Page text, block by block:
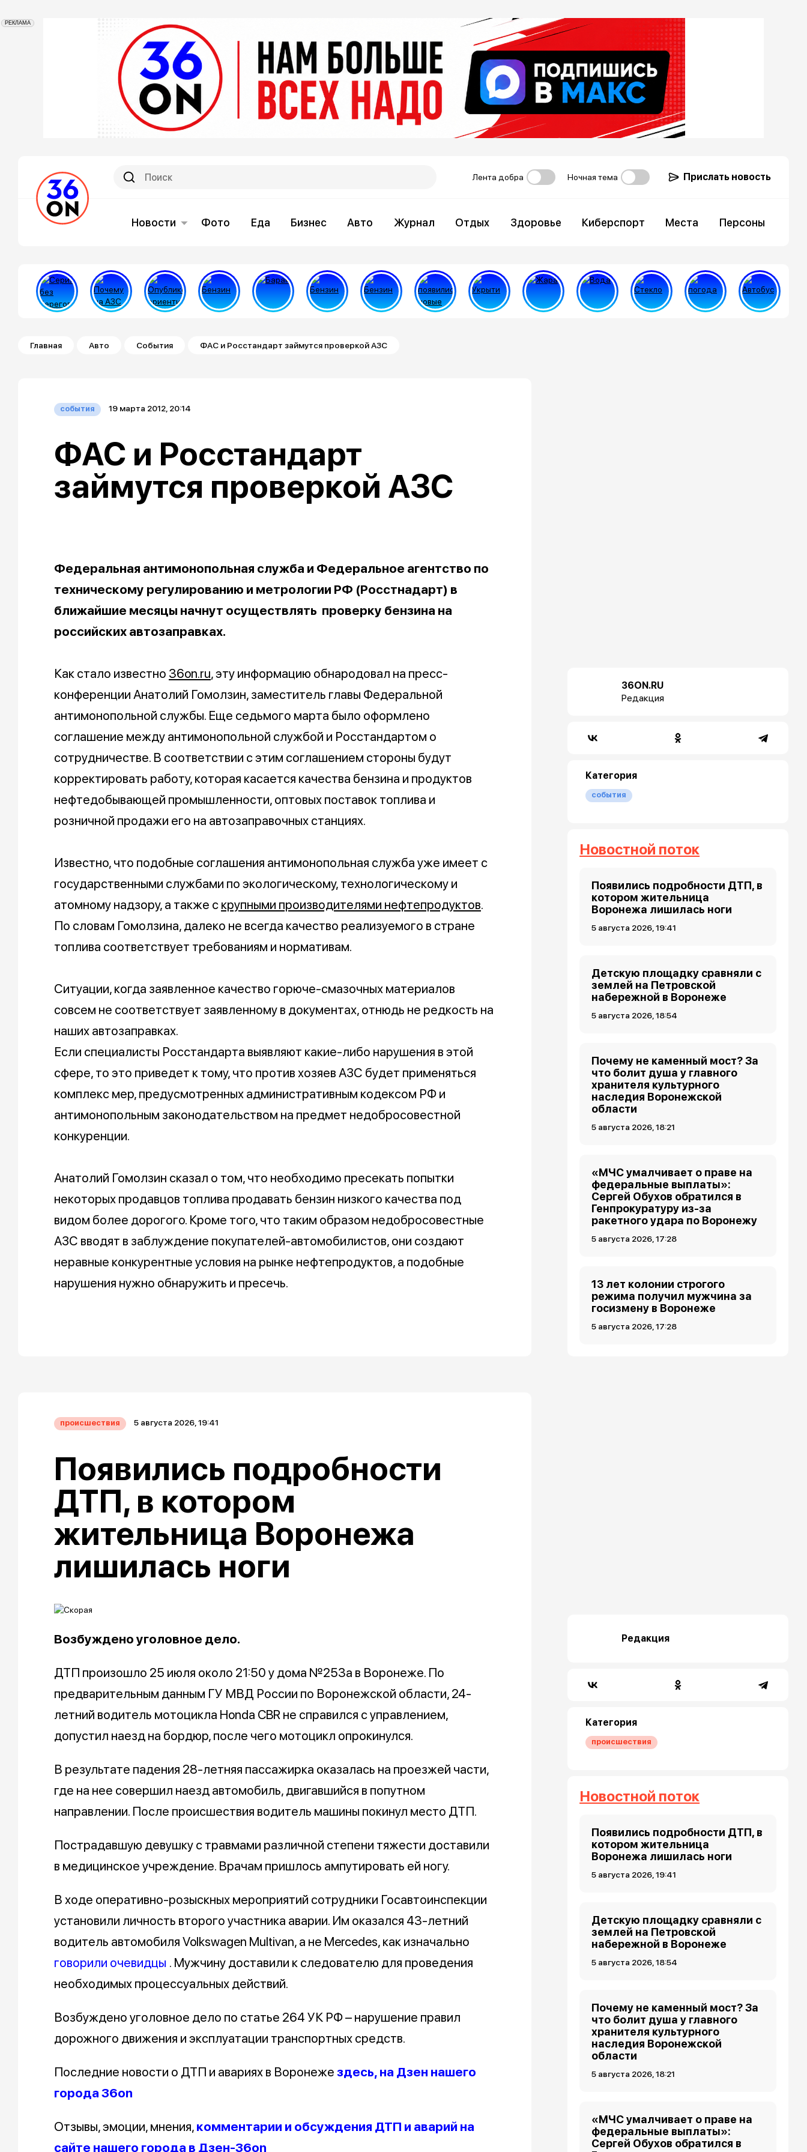
РЕКЛАМА
Лента добра Ночная тема Прислать новость
Новости Фото Еда Бизнес Авто Журнал Отдых Здоровье Киберспорт Места Персоны
Строка навигации
Главная Авто События ФАС и Росстандарт займутся проверкой АЗС
события 19 марта 2012, 20:14
ФАС и Росстандарт
займутся проверкой АЗС
Федеральная антимонопольная служба и Федеральное агентство по
техническому регулированию и метрологии РФ (Росстнадарт) в
ближайшие месяцы начнут осуществлять проверку бензина на
российских автозаправках.
Как стало известно 36on.ru, эту информацию обнародовал на пресс-
конференции Анатолий Гомолзин, заместитель главы Федеральной
антимонопольной службы. Еще седьмого марта было оформлено
соглашение между антимонопольной службой и Росстандартом о
сотрудничестве. В соответствии с этим соглашением стороны будут
корректировать работу, которая касается качества бензина и продуктов
нефтедобывающей промышленности, оптовых поставок топлива и
розничной продажи его на автозаправочных станциях.
Известно, что подобные соглашения антимонопольная служба уже имеет с
государственными службами по экологическому, технологическому и
атомному надзору, а также с крупными производителями нефтепродуктов.
По словам Гомолзина, далеко не всегда качество реализуемого в стране
топлива соответствует требованиям и нормативам.
Ситуации, когда заявленное качество горюче-смазочных материалов
совсем не соответствует заявленному в документах, отнюдь не редкость на
наших автозаправках.
Если специалисты Росстандарта выявляют какие-либо нарушения в этой
сфере, то это приведет к тому, что против хозяев АЗС будет применяться
комплекс мер, предусмотренных административным кодексом РФ и
антимонопольным законодательством на предмет недобросовестной
конкуренции.
Анатолий Гомолзин сказал о том, что необходимо пресекать попытки
некоторых продавцов топлива продавать бензин низкого качества под
видом более дорогого. Кроме того, что таким образом недобросовестные
АЗС вводят в заблуждение покупателей-автомобилистов, они создают
неравные конкурентные условия на рынке нефтепродуктов, а подобные
нарушения нужно обнаружить и пресечь.
36ON.RU
Редакция
Категория
события
Новостной поток
Появились подробности ДТП, в
котором жительница
Воронежа лишилась ноги
5 августа 2026, 19:41
Детскую площадку сравняли с
землей на Петровской
набережной в Воронеже
5 августа 2026, 18:54
Почему не каменный мост? За
что болит душа у главного
хранителя культурного
наследия Воронежской
области
5 августа 2026, 18:21
«МЧС умалчивает о праве на
федеральные выплаты»:
Сергей Обухов обратился в
Генпрокуратуру из-за
ракетного удара по Воронежу
5 августа 2026, 17:28
13 лет колонии строгого
режима получил мужчина за
госизмену в Воронеже
5 августа 2026, 17:28
происшествия 5 августа 2026, 19:41
Появились подробности
ДТП, в котором
жительница Воронежа
лишилась ноги
Возбуждено уголовное дело.
ДТП произошло 25 июля около 21:50 у дома №253а в Воронеже. По
предварительным данным ГУ МВД России по Воронежской области, 24-
летний водитель мотоцикла Honda CBR не справился с управлением,
допустил наезд на бордюр, после чего мотоцикл опрокинулся.
В результате падения 28-летняя пассажирка оказалась на проезжей части,
где на нее совершил наезд автомобиль, двигавшийся в попутном
направлении. После происшествия водитель машины покинул место ДТП.
Пострадавшую девушку с травмами различной степени тяжести доставили
в медицинское учреждение. Врачам пришлось ампутировать ей ногу.
В ходе оперативно-розыскных мероприятий сотрудники Госавтоинспекции
установили личность второго участника аварии. Им оказался 43-летний
водитель автомобиля Volkswagen Multivan, а не Mercedes, как изначально
говорили очевидцы . Мужчину доставили к следователю для проведения
необходимых процессуальных действий.
Возбуждено уголовное дело по статье 264 УК РФ – нарушение правил
дорожного движения и эксплуатации транспортных средств.
Последние новости о ДТП и авариях в Воронеже здесь, на Дзен нашего
города 36on
Отзывы, эмоции, мнения, комментарии и обсуждения ДТП и аварий на
сайте нашего города в Дзен-36on
Редакция
Категория
происшествия
Новостной поток
Появились подробности ДТП, в
котором жительница
Воронежа лишилась ноги
5 августа 2026, 19:41
Детскую площадку сравняли с
землей на Петровской
набережной в Воронеже
5 августа 2026, 18:54
Почему не каменный мост? За
что болит душа у главного
хранителя культурного
наследия Воронежской
области
5 августа 2026, 18:21
«МЧС умалчивает о праве на
федеральные выплаты»:
Сергей Обухов обратился в